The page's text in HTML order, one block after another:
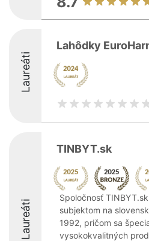
Laureáti
Lahôdky
Laureáti
TINBYT.sk
Spoločnosť
subjektom na
1992, pričom sa
vysokokvalitných